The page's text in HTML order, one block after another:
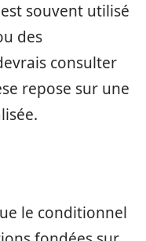
souvent utilisé
des
consulter
repose sur une
le conditionnel